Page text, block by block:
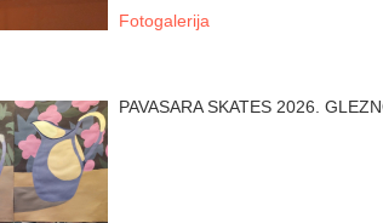
Fotogalerija
PAVASARA SKATES 2026.